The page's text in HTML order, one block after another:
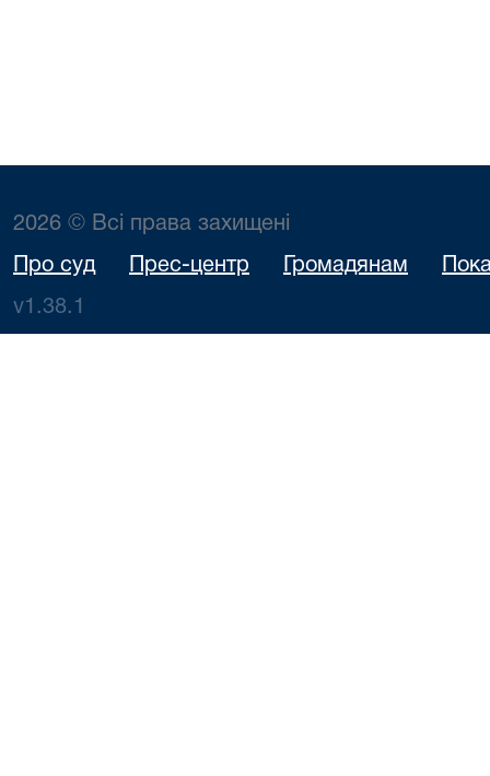
2026 © Всі права захищені
Про суд Прес-центр Громадянам
v1.38.1